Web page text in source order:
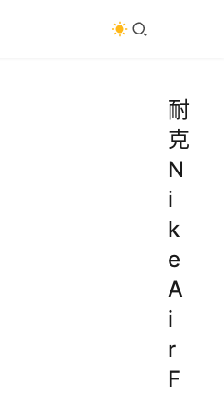
耐
克
N
i
k
e
A
i
r
F